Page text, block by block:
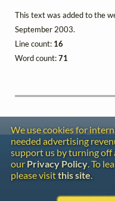
This text was added to the
September 2003.
Line count: 16
Word count:71
We use cookies for
needed advertising
support us by turning off
our Privacy Policy. To
please visitthis site.
Copyright ©